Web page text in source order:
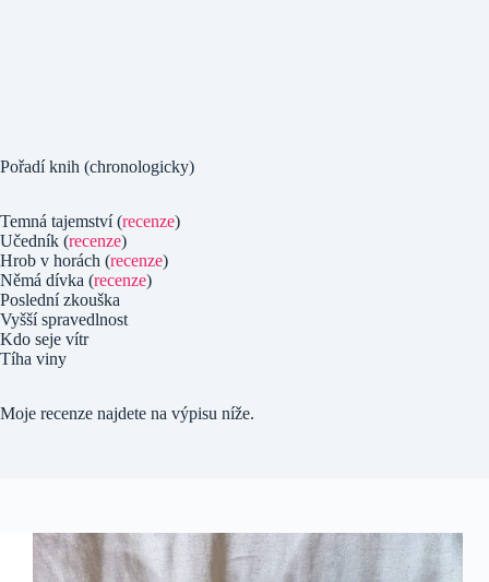
Pořadí knih (chronologicky)
Temná tajemství (recenze)
Učedník (recenze)
Hrob v horách (recenze)
Němá dívka (recenze)
Poslední zkouška
Vyšší spravedlnost
Kdo seje vítr
Tíha viny
Moje recenze najdete na výpisu níže.